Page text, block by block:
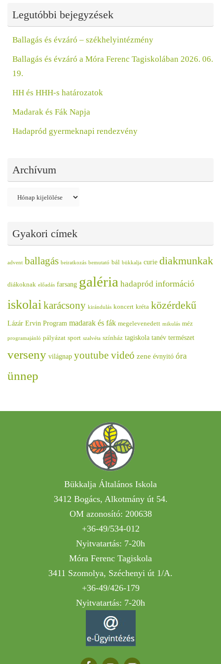
Legutóbbi bejegyzések
Ballagás és évzáró – székhelyintézmény
Ballagás és évzáró a Móra Ferenc Tagiskolában 2026. 06.
19.
HH és HHH-s határozatok
Madarak és Fák Napja
Hadapród gyermeknapi rendezvény
Archívum
Archívum
Gyakori címek
advent ballagás beiratkozás bemutató bál bükkalja curie diakmunkak
diákoknak előadás farsang galéria hadapród információ
iskolai karácsony kirándulás koncert kréta közérdekű
Lázár Ervin Program madarak és fák megelevenedett mikulás méz
programajánló pályázat sport szalvéta színház tagiskola tanév természet
verseny világnap youtube videó zene évnyitó óra
ünnep
Bükkalja Általános Iskola
3412 Bogács, Alkotmány út 54.
OM azonosító: 200638
+36-49/534-012
Nyitvatartás: 7-20h
Móra Ferenc Tagiskola
3411 Szomolya, Széchenyi út 1/A.
+36-49/426-179
Nyitvatartás: 7-20h